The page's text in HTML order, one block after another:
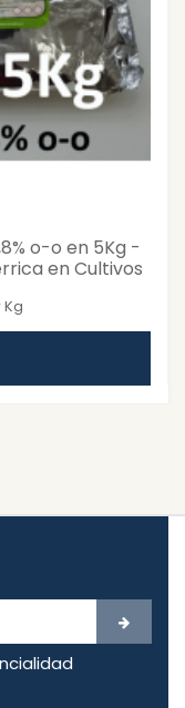
o-o en 5Kg -
en Cultivos
Kg